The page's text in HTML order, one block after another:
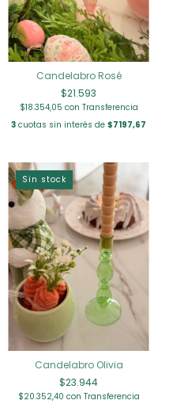
Candelabro Rosé
$21.593
$18.354,05 con Transferencia
3 cuotas sin interés de $7197,67
Sin stock
Candelabro Olivia
$23.944
$20.352,40 con Transferencia